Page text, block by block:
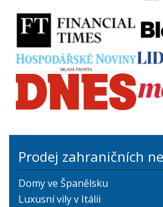
Prodej zahraničních
Domy ve Španělsku
Luxusní vily v Itálii